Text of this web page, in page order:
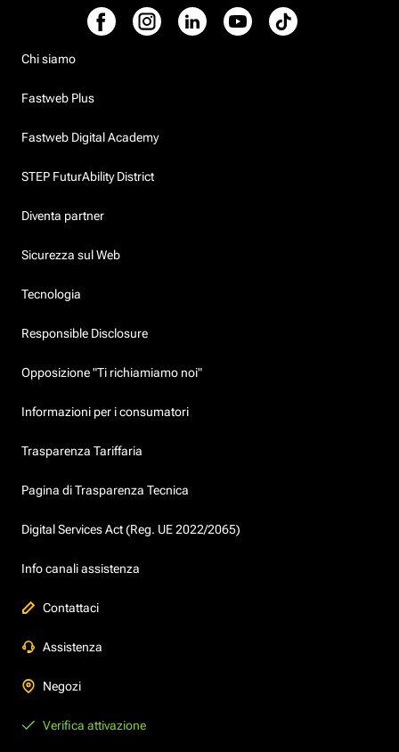
Chi siamo
Fastweb Plus
Fastweb Digital Academy
STEP FuturAbility District
Diventa partner
Sicurezza sul Web
Tecnologia
Responsible Disclosure
Opposizione "Ti richiamiamo noi"
Informazioni per i consumatori
Trasparenza Tariffaria
Pagina di Trasparenza Tecnica
Digital Services Act (Reg. UE 2022/2065)
Info canali assistenza
Contattaci
Assistenza
Negozi
Verifica attivazione